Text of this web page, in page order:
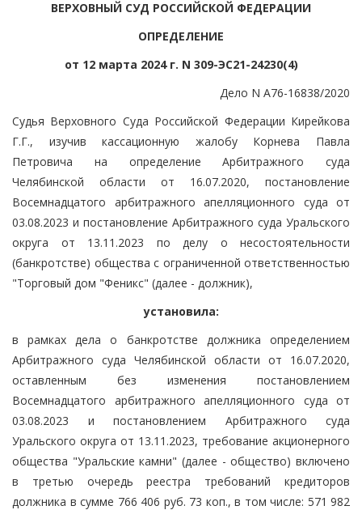
ВЕРХОВНЫЙ СУД РОССИЙСКОЙ ФЕДЕРАЦИИ
ОПРЕДЕЛЕНИЕ
от 12 марта 2024 г. N 309-ЭС21-24230(4)
Дело N А76-16838/2020
Судья Верховного Суда Российской Федерации Кирейкова
Г.Г., изучив кассационную жалобу Корнева Павла
Петровича на определение Арбитражного суда
Челябинской области от 16.07.2020, постановление
Восемнадцатого арбитражного апелляционного суда от
03.08.2023 и постановление Арбитражного суда Уральского
округа от 13.11.2023 по делу о несостоятельности
(банкротстве) общества с ограниченной ответственностью
"Торговый дом "Феникс" (далее - должник),
установила:
в рамках дела о банкротстве должника определением
Арбитражного суда Челябинской области от 16.07.2020,
оставленным без изменения постановлением
Восемнадцатого арбитражного апелляционного суда от
03.08.2023 и постановлением Арбитражного суда
Уральского округа от 13.11.2023, требование акционерного
общества "Уральские камни" (далее - общество) включено
в третью очередь реестра требований кредиторов
должника в сумме 766 406 руб. 73 коп., в том числе: 571 982